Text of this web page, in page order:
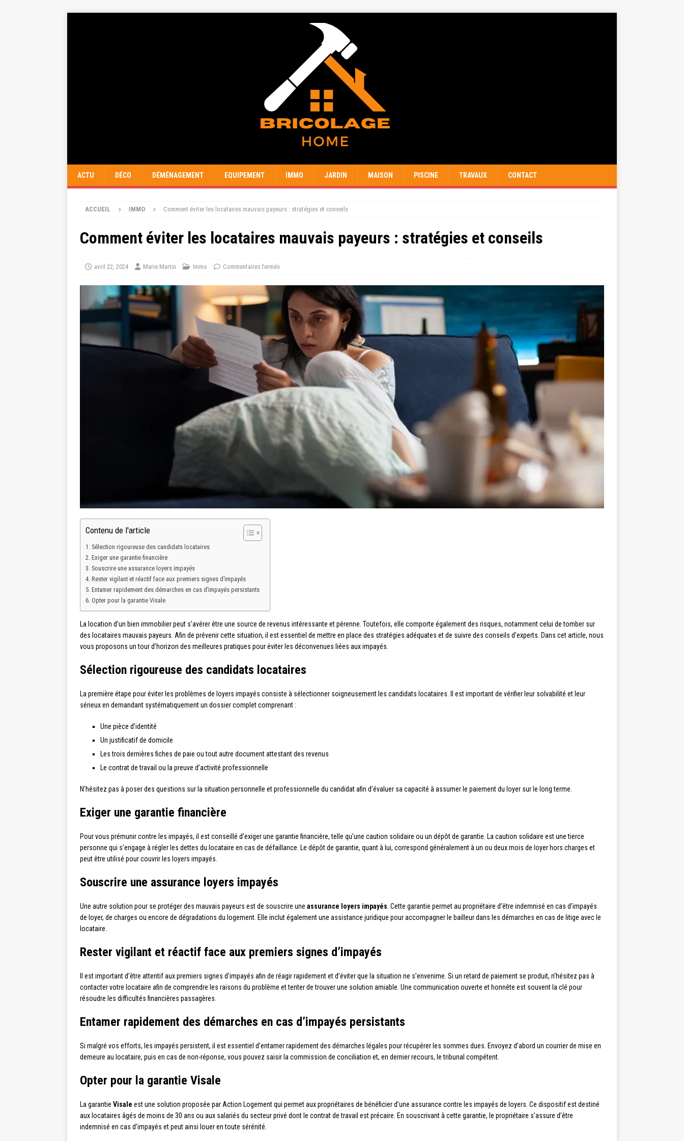
ACTU DÉCO DÉMÉNAGEMENT EQUIPEMENT IMMO JARDIN MAISON PISCINE TRAVAUX CONTACT
ACCUEIL IMMO Comment éviter les locataires mauvais payeurs : stratégies et conseils
Comment éviter les locataires mauvais payeurs : stratégies et conseils
avril 22, 2024 Marie Martin Immo Commentaires fermés
Contenu de l'article
Sélection rigoureuse des candidats locataires
Exiger une garantie financière
Souscrire une assurance loyers impayés
Rester vigilant et réactif face aux premiers signes d’impayés
Entamer rapidement des démarches en cas d’impayés persistants
Opter pour la garantie Visale
La location d’un bien immobilier peut s’avérer être une source de revenus intéressante et pérenne. Toutefois, elle comporte également des risques, notamment celui de tomber sur
des locataires mauvais payeurs. Afin de prévenir cette situation, il est essentiel de mettre en place des stratégies adéquates et de suivre des conseils d’experts. Dans cet article, nous
vous proposons un tour d’horizon des meilleures pratiques pour éviter les déconvenues liées aux impayés.
Sélection rigoureuse des candidats locataires
La première étape pour éviter les problèmes de loyers impayés consiste à sélectionner soigneusement les candidats locataires. Il est important de vérifier leur solvabilité et leur
sérieux en demandant systématiquement un dossier complet comprenant :
Une pièce d’identité
Un justificatif de domicile
Les trois dernières fiches de paie ou tout autre document attestant des revenus
Le contrat de travail ou la preuve d’activité professionnelle
N’hésitez pas à poser des questions sur la situation personnelle et professionnelle du candidat afin d’évaluer sa capacité à assumer le paiement du loyer sur le long terme.
Exiger une garantie financière
Pour vous prémunir contre les impayés, il est conseillé d’exiger une garantie financière, telle qu’une caution solidaire ou un dépôt de garantie. La caution solidaire est une tierce
personne qui s’engage à régler les dettes du locataire en cas de défaillance. Le dépôt de garantie, quant à lui, correspond généralement à un ou deux mois de loyer hors charges et
peut être utilisé pour couvrir les loyers impayés.
Souscrire une assurance loyers impayés
Une autre solution pour se protéger des mauvais payeurs est de souscrire une assurance loyers impayés . Cette garantie permet au propriétaire d’être indemnisé en cas d’impayés
de loyer, de charges ou encore de dégradations du logement. Elle inclut également une assistance juridique pour accompagner le bailleur dans les démarches en cas de litige avec le
locataire.
Rester vigilant et réactif face aux premiers signes d’impayés
Il est important d’être attentif aux premiers signes d’impayés afin de réagir rapidement et d’éviter que la situation ne s’envenime. Si un retard de paiement se produit, n’hésitez pas à
contacter votre locataire afin de comprendre les raisons du problème et tenter de trouver une solution amiable. Une communication ouverte et honnête est souvent la clé pour
résoudre les difficultés financières passagères.
Entamer rapidement des démarches en cas d’impayés persistants
Si malgré vos efforts, les impayés persistent, il est essentiel d’entamer rapidement des démarches légales pour récupérer les sommes dues. Envoyez d’abord un courrier de mise en
demeure au locataire, puis en cas de non-réponse, vous pouvez saisir la commission de conciliation et, en dernier recours, le tribunal compétent.
Opter pour la garantie Visale
La garantie Visale est une solution proposée par Action Logement qui permet aux propriétaires de bénéficier d’une assurance contre les impayés de loyers. Ce dispositif est destiné
aux locataires âgés de moins de 30 ans ou aux salariés du secteur privé dont le contrat de travail est précaire. En souscrivant à cette garantie, le propriétaire s’assure d’être
indemnisé en cas d’impayés et peut ainsi louer en toute sérénité.